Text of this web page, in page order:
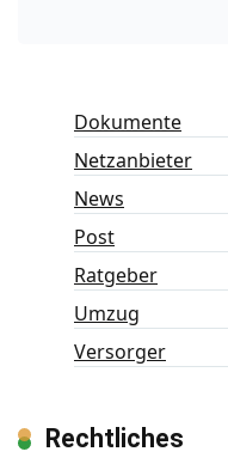
Dokumente
Netzanbieter
News
Post
Ratgeber
Umzug
Versorger
Rechtliches